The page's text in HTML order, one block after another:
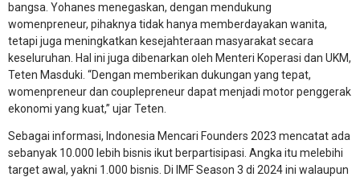
bangsa. Yohanes menegaskan, dengan mendukung
womenpreneur, pihaknya tidak hanya memberdayakan wanita,
tetapi juga meningkatkan kesejahteraan masyarakat secara
keseluruhan. Hal ini juga dibenarkan oleh Menteri Koperasi dan UKM,
Teten Masduki. “Dengan memberikan dukungan yang tepat,
womenpreneur dan couplepreneur dapat menjadi motor penggerak
ekonomi yang kuat,” ujar Teten.
Sebagai informasi, Indonesia Mencari Founders 2023 mencatat ada
sebanyak 10.000 lebih bisnis ikut berpartisipasi. Angka itu melebihi
target awal, yakni 1.000 bisnis. Di IMF Season 3 di 2024 ini walaupun